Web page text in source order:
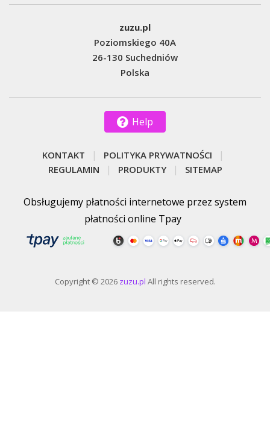
zuzu.pl
Poziomskiego 40A
26-130 Suchedniów
Polska
Help
KONTAKT
POLITYKA PRYWATNOŚCI
REGULAMIN
PRODUKTY SITEMAP
Obsługujemy płatności internetowe przez system
płatności online Tpay
Copyright © 2026 zuzu.pl All rights reserved.